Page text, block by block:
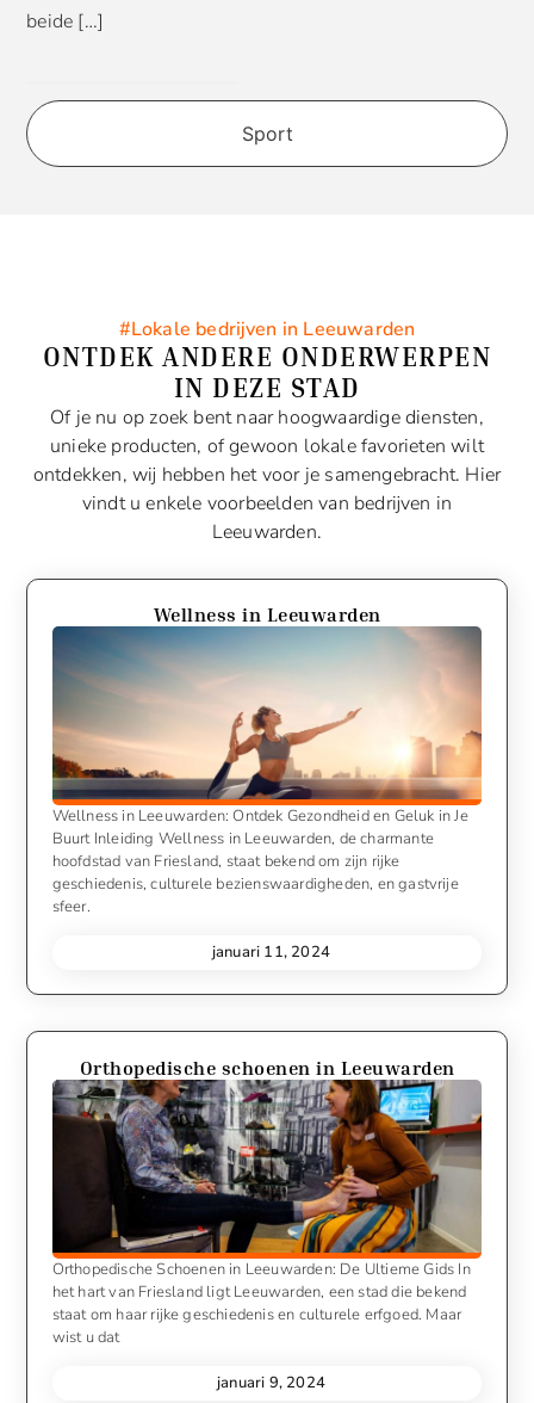
Sport
beide […]
#Lokale bedrijven in Leeuwarden
ONTDEK ANDERE ONDERWERPEN
IN DEZE STAD
Of je nu op zoek bent naar hoogwaardige diensten,
unieke producten, of gewoon lokale favorieten wilt
ontdekken, wij hebben het voor je samengebracht. Hier
vindt u enkele voorbeelden van bedrijven in
Leeuwarden.
Wellness in Leeuwarden
Wellness in Leeuwarden: Ontdek Gezondheid en Geluk in Je
Buurt Inleiding Wellness in Leeuwarden, de charmante
hoofdstad van Friesland, staat bekend om zijn rijke
geschiedenis, culturele bezienswaardigheden, en gastvrije
sfeer.
januari 11, 2024
Orthopedische schoenen in Leeuwarden
Orthopedische Schoenen in Leeuwarden: De Ultieme Gids In
het hart van Friesland ligt Leeuwarden, een stad die bekend
staat om haar rijke geschiedenis en culturele erfgoed. Maar
wist u dat
januari 9, 2024